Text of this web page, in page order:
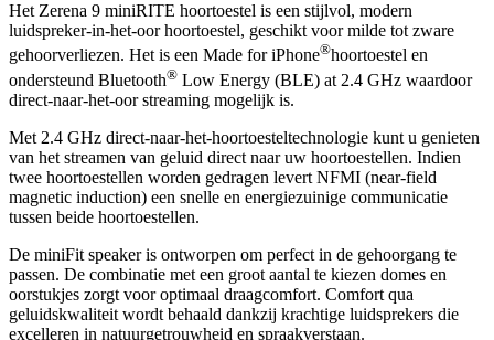
Het Zerena 9 miniRITE hoortoestel is een stijlvol, modern
luidspreker-in-het-oor hoortoestel, geschikt voor milde tot zware
gehoorverliezen. Het is een Made for iPhone®hoortoestel en
ondersteund Bluetooth® Low Energy (BLE) at 2.4 GHz waardoor
direct-naar-het-oor streaming mogelijk is.
Met 2.4 GHz direct-naar-het-hoortoesteltechnologie kunt u genieten
van het streamen van geluid direct naar uw hoortoestellen. Indien
twee hoortoestellen worden gedragen levert NFMI (near-field
magnetic induction) een snelle en energiezuinige communicatie
tussen beide hoortoestellen.
De miniFit speaker is ontworpen om perfect in de gehoorgang te
passen. De combinatie met een groot aantal te kiezen domes en
oorstukjes zorgt voor optimaal draagcomfort. Comfort qua
geluidskwaliteit wordt behaald dankzij krachtige luidsprekers die
excelleren in natuurgetrouwheid en spraakverstaan.